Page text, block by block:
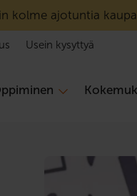
kolme ajotuntia
Usein kysyttyä